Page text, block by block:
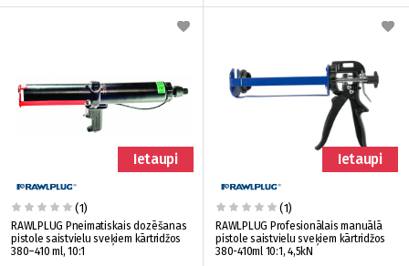
Ietaupi
(1)
RAWLPLUG Pneimatiskais dozēšanas
pistole saistvielu sveķiem kārtridžos
380–410 ml, 10:1
Ietaupi
(1)
RAWLPLUG Profesionālais manuālā
pistole saistvielu sveķiem kārtridžos
380-410ml 10:1, 4,5kN